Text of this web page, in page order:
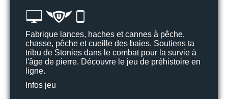
Fabrique lances, haches et cannes à pêche,
chasse, pêche et cueille des baies. Soutiens ta
tribu de Stonies dans le combat pour la survie à
l'âge de pierre. Découvre le jeu de préhistoire en
ligne.
Infos jeu